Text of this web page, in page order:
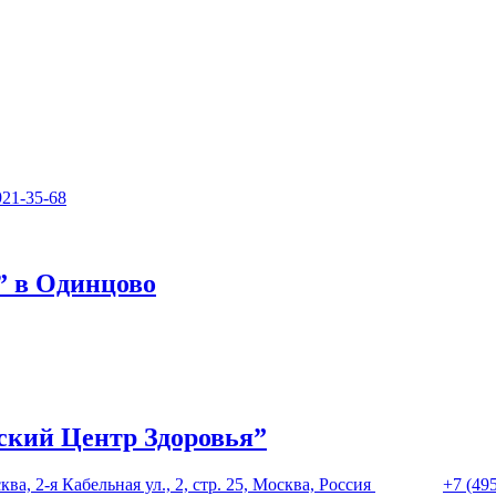
35-68
в Одинцово
Центр Здоровья”
2-я Кабельная ул., 2, стр. 25, Москва, Россия
+7